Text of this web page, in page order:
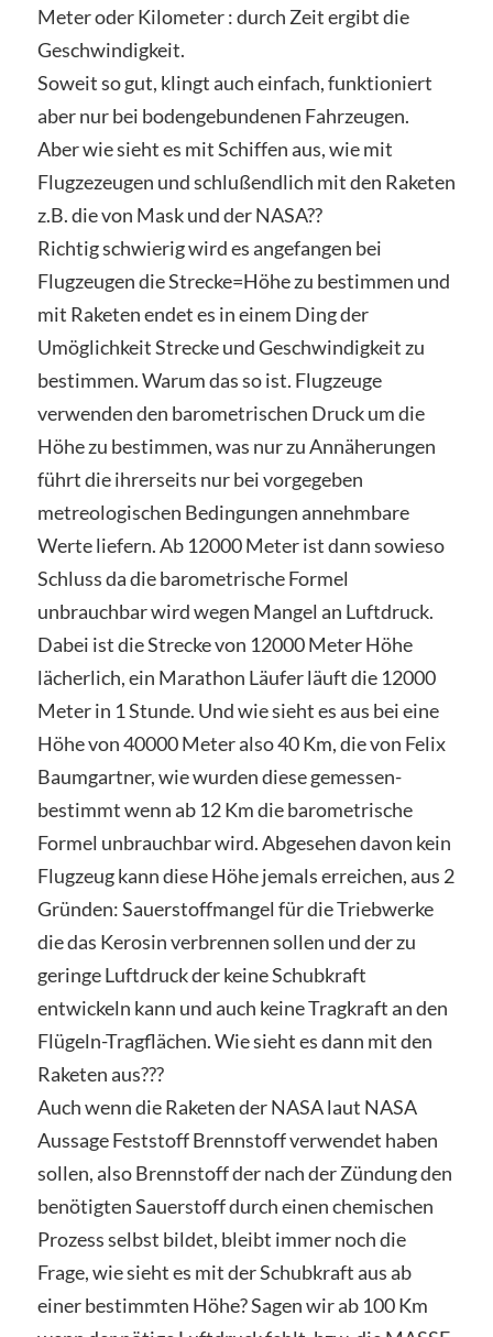
Meter oder Kilometer : durch Zeit ergibt die
Geschwindigkeit.
Soweit so gut, klingt auch einfach, funktioniert
aber nur bei bodengebundenen Fahrzeugen.
Aber wie sieht es mit Schiffen aus, wie mit
Flugzezeugen und schlußendlich mit den Raketen
z.B. die von Mask und der NASA??
Richtig schwierig wird es angefangen bei
Flugzeugen die Strecke=Höhe zu bestimmen und
mit Raketen endet es in einem Ding der
Umöglichkeit Strecke und Geschwindigkeit zu
bestimmen. Warum das so ist. Flugzeuge
verwenden den barometrischen Druck um die
Höhe zu bestimmen, was nur zu Annäherungen
führt die ihrerseits nur bei vorgegeben
metreologischen Bedingungen annehmbare
Werte liefern. Ab 12000 Meter ist dann sowieso
Schluss da die barometrische Formel
unbrauchbar wird wegen Mangel an Luftdruck.
Dabei ist die Strecke von 12000 Meter Höhe
lächerlich, ein Marathon Läufer läuft die 12000
Meter in 1 Stunde. Und wie sieht es aus bei eine
Höhe von 40000 Meter also 40 Km, die von Felix
Baumgartner, wie wurden diese gemessen-
bestimmt wenn ab 12 Km die barometrische
Formel unbrauchbar wird. Abgesehen davon kein
Flugzeug kann diese Höhe jemals erreichen, aus 2
Gründen: Sauerstoffmangel für die Triebwerke
die das Kerosin verbrennen sollen und der zu
geringe Luftdruck der keine Schubkraft
entwickeln kann und auch keine Tragkraft an den
Flügeln-Tragflächen. Wie sieht es dann mit den
Raketen aus???
Auch wenn die Raketen der NASA laut NASA
Aussage Feststoff Brennstoff verwendet haben
sollen, also Brennstoff der nach der Zündung den
benötigten Sauerstoff durch einen chemischen
Prozess selbst bildet, bleibt immer noch die
Frage, wie sieht es mit der Schubkraft aus ab
einer bestimmten Höhe? Sagen wir ab 100 Km